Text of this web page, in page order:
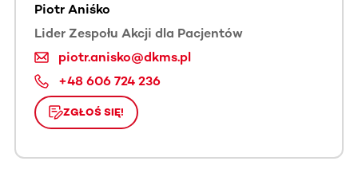
Piotr Aniśko
Lider Zespołu Akcji dla Pacjentów
piotr.anisko@dkms.pl
+48 606 724 236
ZGŁOŚ SIĘ!